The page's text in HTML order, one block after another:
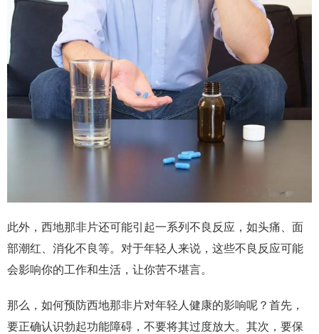
此外，西地那非片还可能引起一系列不良反应，如头痛、面
部潮红、消化不良等。对于年轻人来说，这些不良反应可能
会影响你的工作和生活，让你苦不堪言。
那么，如何预防西地那非片对年轻人健康的影响呢？首先，
要正确认识勃起功能障碍，不要将其过度放大。其次，要保